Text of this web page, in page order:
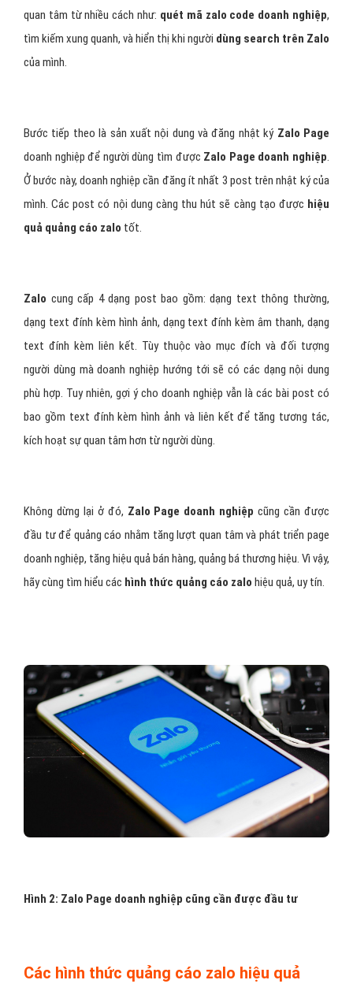
quan tâm từ nhiều cách như: quét mã zalo code doanh nghiệp,
tìm kiếm xung quanh, và hiển thị khi người dùng search trên Zalo
của mình.
Bước tiếp theo là sản xuất nội dung và đăng nhật ký Zalo Page
doanh nghiệp để người dùng tìm được Zalo Page doanh nghiệp.
Ở bước này, doanh nghiệp cần đăng ít nhất 3 post trên nhật ký của
mình. Các post có nội dung càng thu hút sẽ càng tạo được hiệu
quả quảng cáo zalo tốt.
Zalo cung cấp 4 dạng post bao gồm: dạng text thông thường,
dạng text đính kèm hình ảnh, dạng text đính kèm âm thanh, dạng
text đính kèm liên kết. Tùy thuộc vào mục đích và đối tượng
người dùng mà doanh nghiệp hướng tới sẽ có các dạng nội dung
phù hợp. Tuy nhiên, gợi ý cho doanh nghiệp vẫn là các bài post có
bao gồm text đính kèm hình ảnh và liên kết để tăng tương tác,
kích hoạt sự quan tâm hơn từ người dùng.
Không dừng lại ở đó, Zalo Page doanh nghiệp cũng cần được
đầu tư để quảng cáo nhằm tăng lượt quan tâm và phát triển page
doanh nghiệp, tăng hiệu quả bán hàng, quảng bá thương hiệu. Vì vậy,
hãy cùng tìm hiểu các hình thức quảng cáo zalo hiệu quả, uy tín.
Hình 2: Zalo Page doanh nghiệp cũng cần được đầu tư
Các hình thức quảng cáo zalo hiệu quả